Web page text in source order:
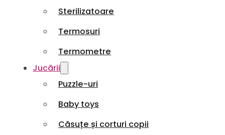
Sterilizatoare
Termosuri
Termometre
Jucării
Puzzle-uri
Baby toys
Căsuțe și corturi copii